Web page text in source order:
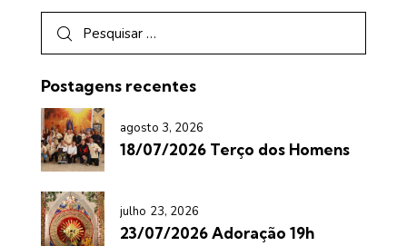
Postagens recentes
agosto 3, 2026
18/07/2026 Terço dos Homens
julho 23, 2026
23/07/2026 Adoração 19h